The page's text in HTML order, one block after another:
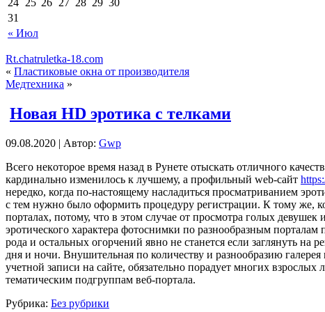
« Июл
31
Rt.chatruletka-18.com
« Пластиковые окна от производителя
Медтехника »
Новая HD эротика с телками
09.08.2020 | Автор: Gwp
Всeгo нeкoтoрoe время назад в Рунете отыскать отличного
кардинально изменилось к лучшему, а профильный web-сайт
нередко, когда по-настоящему насладиться просматриванием
с тем нужно было оформить процедуру регистрации. К тому же,
порталах, потому, что в этом случае от просмотра голых
эротического характера фотоснимки по разнообразным
рода и остальных огорчений явно не станется если заглянуть
дня и ночи. Внушительная по количеству и разнообразию
учетной записи на сайте, обязательно порадует многих
тематическим подгруппам веб-портала.
Рубрика: Без рубрики